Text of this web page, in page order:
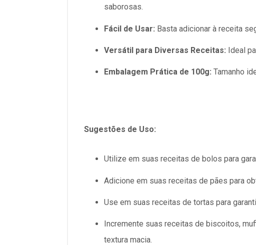
saborosas.
Fácil de Usar: Basta adicionar à receita
Versátil para Diversas Receitas: Ideal
Embalagem Prática de 100g: Tamanho
Sugestões de Uso:
Utilize em suas receitas de bolos para
Adicione em suas receitas de pães para
Use em suas receitas de tortas para
Incremente suas receitas de biscoitos,
textura macia.